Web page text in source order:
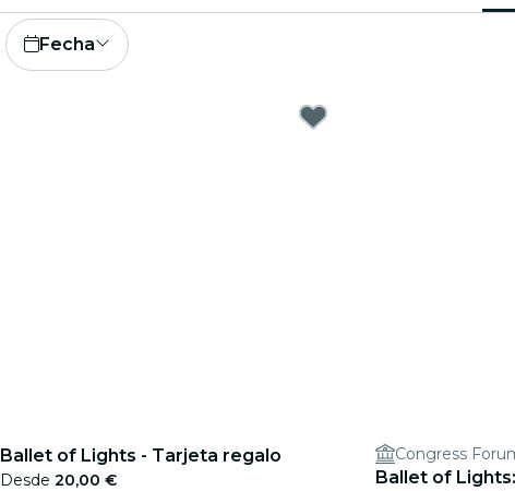
Fecha
Ballet of Lights - Tarjeta regalo
Desde 20,00 €
Ballet of